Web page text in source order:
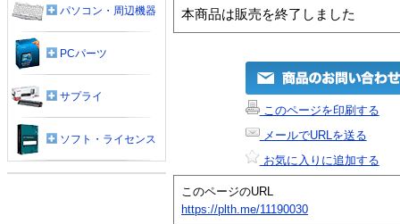
本商品は販売を終了しました
このページを印刷する
メールでURLを送る
お気に入りに追加する
このページのURL
https://plth.me/11190030
パソコン・周辺機器
PCパーツ
サプライ
ソフト・ライセンス